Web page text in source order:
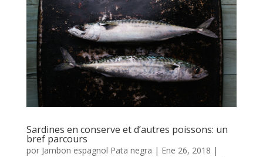
Sardines en conserve et d’autres poissons: un
bref parcours
por Jambon espagnol Pata negra | Ene 26, 2018 |